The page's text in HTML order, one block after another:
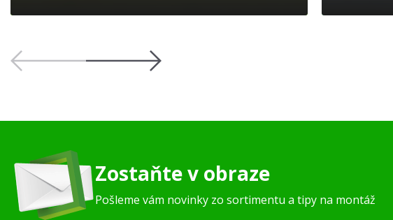
Zostaňte v obraze
Pošleme vám novinky zo sortimentu a tipy na montáž